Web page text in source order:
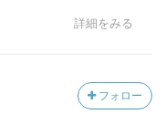
詳細をみる
フォロー